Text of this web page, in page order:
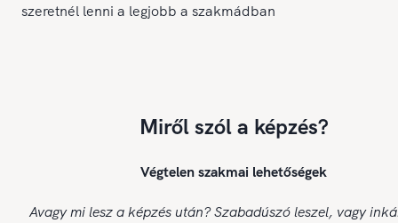
szeretnél lenni a legjobb a szakmádban
Miről szól a képzés?
Végtelen szakmai lehetőségek
Avagy mi lesz a képzés után? Szabadúszó leszel, vagy